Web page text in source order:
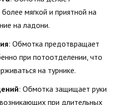
мягкой и приятной на
на ладони.
: Обмотка предотвращает
при потоотделении, что
на турнике.
: Обмотка защищает руки
при длительных